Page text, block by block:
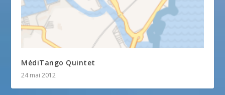
MédiTango Quintet
24 mai 2012